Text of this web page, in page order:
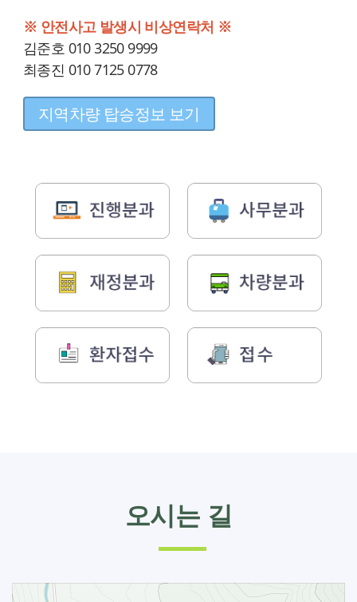
※ 안전사고 발생시 비상연락처 ※
김준호 010 3250 9999
최종진 010 7125 0778
지역차량 탑승정보 보기
오시는 길